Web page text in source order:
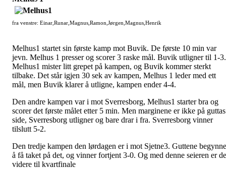
fra venstre: Einar,Runar,Magnus,Ramon,Jørgen,Magnus,Henrik
Melhus1 startet sin første kamp mot Buvik. De første 10 min var
jevn. Melhus 1 presser og scorer 3 raske mål. Buvik utligner til 1-3.
Melhus1 mister litt grepet på kampen, og Buvik kommer sterkt
tilbake. Det står igjen 30 sek av kampen, Melhus 1 leder med ett
mål, men Buvik klarer å utligne, kampen ender 4-4.
Den andre kampen var i mot Sverresborg, Melhus1 starter bra og
scorer det første målet etter 5 min. Men marginene er ikke på guttas
side, Sverresborg utligner og bare drar i fra. Sverresborg vinner
tilslutt 5-2.
Den tredje kampen den lørdagen er i mot Sjetne3. Guttene
å få taket på det, og vinner fortjent 3-0. Og med denne seieren er de
videre til kvartfinale